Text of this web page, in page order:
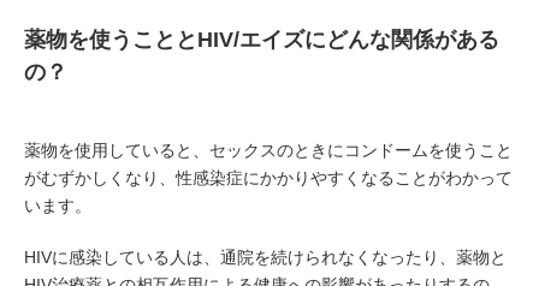
薬物を使うこととHIV/エイズにどんな関係がある
の？
薬物を使用していると、セックスのときにコンドームを使うこと
がむずかしくなり、性感染症にかかりやすくなることがわかって
います。
HIVに感染している人は、通院を続けられなくなったり、薬物と